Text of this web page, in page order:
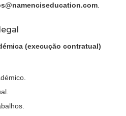
(execução contratual)